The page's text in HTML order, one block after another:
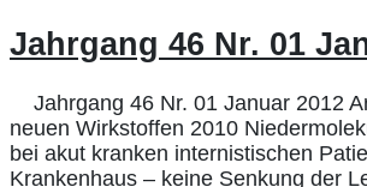
Jahrgang 46 Nr. 01
Jahrgang 46 Nr. 01 Januar 2012
neuen Wirkstoffen 2010
bei akut kranken internistischen
Krankenhaus – keine Senkung der